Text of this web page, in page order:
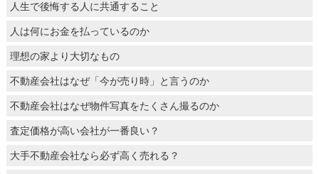
人生で後悔する人に共通すること
人は何にお金を払っているのか
理想の家より大切なもの
不動産会社はなぜ「今が売り時」と言うのか
不動産会社はなぜ物件写真をたくさん撮るのか
査定価格が高い会社が一番良い？
大手不動産会社なら必ず高く売れる？